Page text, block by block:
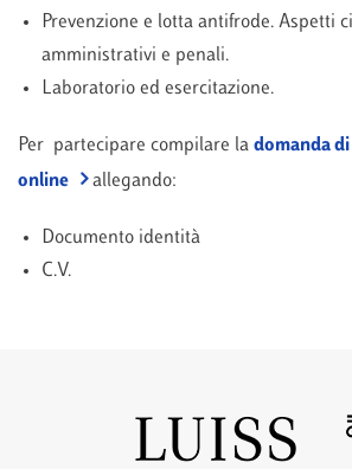
Prevenzione e lotta antifrode. Aspetti
amministrativi e penali.
Laboratorio ed esercitazione.
Per partecipare compilare la domanda
online
allegando:
Documento identità
C.V.